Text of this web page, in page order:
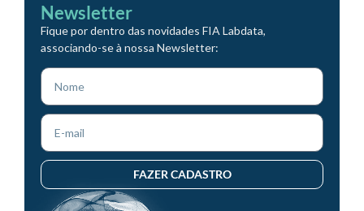
Newsletter
Fique por dentro das novidades FIA Labdata,
associando-se à nossa Newsletter:
FAZER CADASTRO